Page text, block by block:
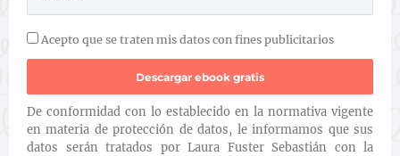
Acepto que se traten mis datos con fines publicitarios
De conformidad con lo establecido en la normativa vigente
en materia de protección de datos, le informamos que sus
datos serán tratados por Laura Fuster Sebastián con la